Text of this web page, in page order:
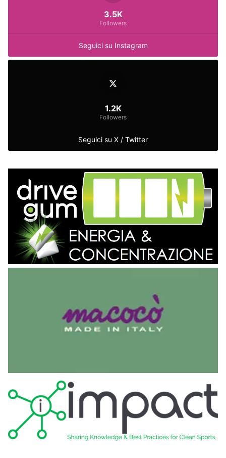
Seguici su Instagram
3.5K
Followers
Seguici su X / Twitter
1.2K
Followers